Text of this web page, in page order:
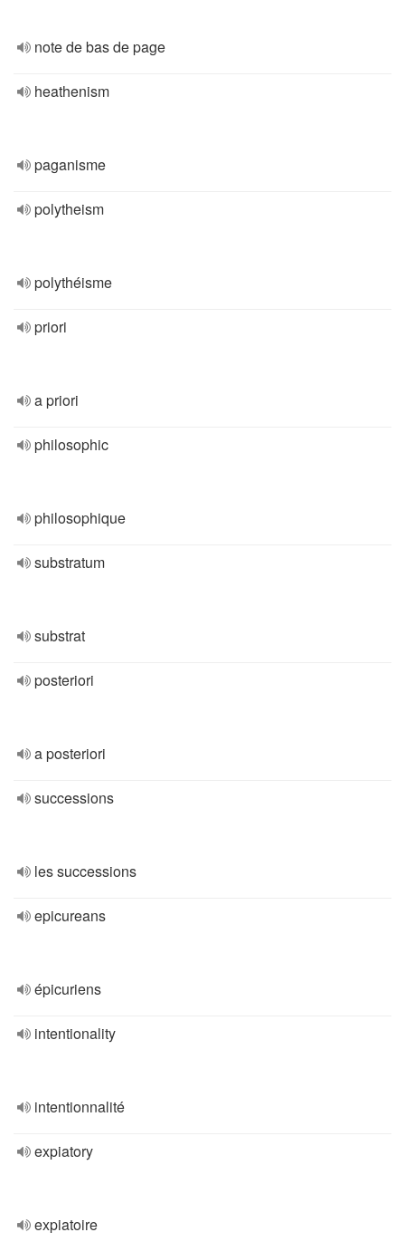
note de bas de page
heathenism
paganisme
polytheism
polythéisme
priori
a priori
philosophic
philosophique
substratum
substrat
posteriori
a posteriori
successions
les successions
epicureans
épicuriens
intentionality
intentionnalité
expiatory
expiatoire